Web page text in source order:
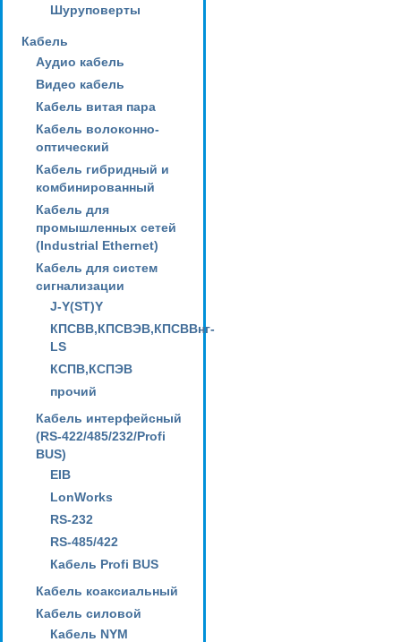
Шуруповерты
Кабель
Аудио кабель
Видео кабель
Кабель витая пара
Кабель волоконно-
оптический
Кабель гибридный и
комбинированный
Кабель для
промышленных сетей
(Industrial Ethernet)
Кабель для систем
сигнализации
J-Y(ST)Y
КПСВВ,КПСВЭВ,КПСВВнг-
LS
КСПВ,КСПЭВ
прочий
Кабель интерфейсный
(RS-422/485/232/Profi
BUS)
EIB
LonWorks
RS-232
RS-485/422
Кабель Profi BUS
Кабель коаксиальный
Кабель силовой
Кабель NYM